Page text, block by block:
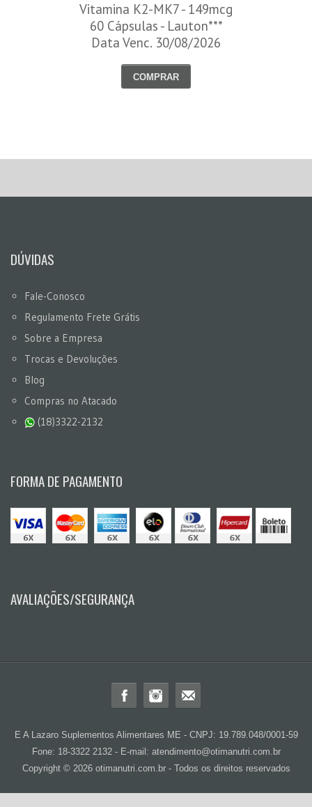
Vitamina K2-MK7 - 149mcg
60 Cápsulas - Lauton***
Data Venc. 30/08/2026
COMPRAR
DÚVIDAS
Fale-Conosco
Regulamento Frete Grátis
Sobre a Empresa
Trocas e Devoluções
Blog
Compras no Atacado
(18)3322-2132
FORMA DE PAGAMENTO
AVALIAÇÕES/SEGURANÇA
E A Lazaro Suplementos Alimentares ME - CNPJ: 19.789.048/0001-59
Fone: 18-3322 2132 - E-mail: atendimento@otimanutri.com.br
Copyright © 2026 otimanutri.com.br - Todos os direitos reservados